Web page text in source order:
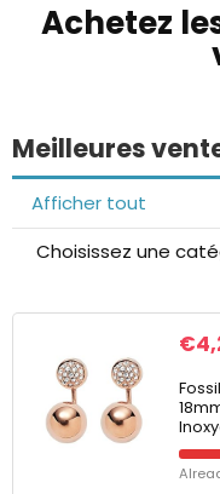
Achetez
Meilleures
Afficher tout
Choisissez une
€